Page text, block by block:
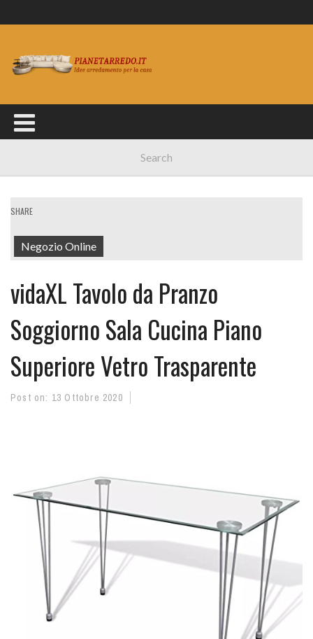
SHARE
Negozio Online
vidaXL Tavolo da Pranzo
Soggiorno Sala Cucina Piano
Superiore Vetro Trasparente
Post on: 13 Ottobre 2020